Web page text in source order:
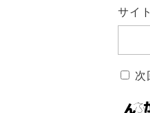
サイト
次